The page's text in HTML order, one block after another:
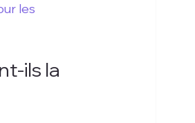
les
ils la